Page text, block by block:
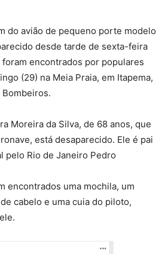
do avião de pequeno porte modelo
desde tarde de sexta-feira
encontrados por populares
(29) na Meia Praia, em Itapema,
Moreira da Silva, de 68 anos, que
está desaparecido. Ele é pai
pelo Rio de Janeiro Pedro
encontrados uma mochila, um
cabelo e uma cuia do piloto,